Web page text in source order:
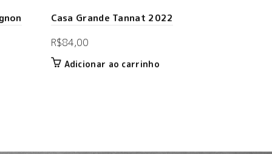
Casa Grande Tannat 2022
R$84,00
Adicionar ao carrinho